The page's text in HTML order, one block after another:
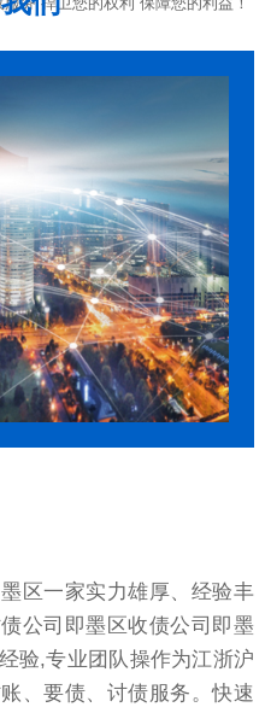
务 捍卫您的权利 保障您的利益！
区一家实力雄厚、经验丰
公司即墨区收债公司即墨
验,专业团队操作为江浙沪
、要债、讨债服务。快速